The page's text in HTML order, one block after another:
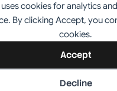
uses cookies for analytics
By clicking Accept, you
cookies.
Accept
Decline
Kontak